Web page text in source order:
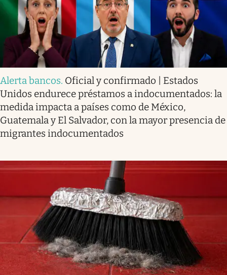
Alerta bancos. Oficial y confirmado | Estados
Unidos endurece préstamos a indocumentados: la
medida impacta a países como de México,
Guatemala y El Salvador, con la mayor presencia de
migrantes indocumentados